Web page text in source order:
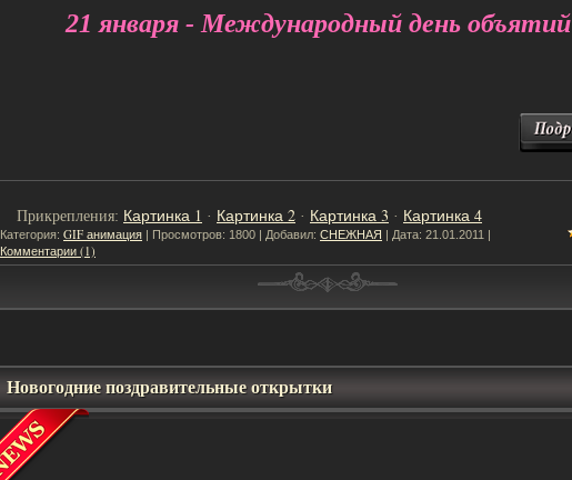
21 января - Международный день объятий
Прикрепления: Картинка 1 · Картинка 2 · Картинка 3 · Картинка 4
Категория: GIF анимация | Просмотров: 1800 | Добавил: СНЕЖНАЯ | Дата: 21.01.2011
Комментарии (1)
Новогодние поздравительные открытки